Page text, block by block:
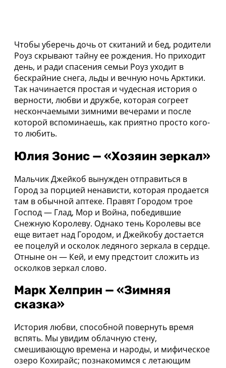
Чтобы уберечь дочь от скитаний и бед, родители
Роуз скрывают тайну ее рождения. Но приходит
день, и ради спасения семьи Роуз уходит в
бескрайние снега, льды и вечную ночь Арктики.
Так начинается простая и чудесная история о
верности, любви и дружбе, которая согреет
нескончаемыми зимними вечерами и после
которой вспоминаешь, как приятно просто кого-
то любить.
Юлия Зонис — «Хозяин зеркал»
Мальчик Джейкоб вынужден отправиться в
Город за порцией ненависти, которая продается
там в обычной аптеке. Правят Городом трое
Господ — Глад, Мор и Война, победившие
Снежную Королеву. Однако тень Королевы все
еще витает над Городом, и Джейкобу достается
ее поцелуй и осколок ледяного зеркала в сердце.
Отныне он — Кей, и ему предстоит сложить из
осколков зеркал слово.
Марк Хелприн — «Зимняя
сказка»
История любви, способной повернуть время
вспять. Мы увидим облачную стену,
смешивающую времена и народы, и мифическое
озеро Кохирайс; познакомимся с летающим